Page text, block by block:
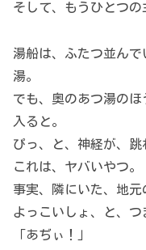
そして、もうひとつの
湯船は、ふたつ並ん
湯。
でも、奥のあつ湯の
入ると。
ぴっ、と、神経が、跳
これは、ヤバいやつ。
事実、隣にいた、地元
よっこいしょ、と、つ
「あぢぃ！」